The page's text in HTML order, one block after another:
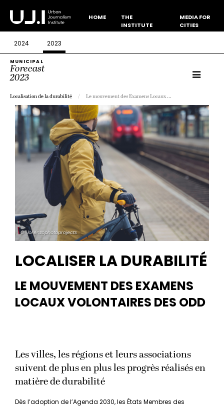
HOME
THE
INSTITUTE
MEDIA FOR
CITIES
2024 2023
MUNICIPAL
Forecast
2023
Localisation de la durabilité Le mouvement des Examens Locaux ...
© lorenzophotoprojects
LOCALISER LA DURABILITÉ
LE MOUVEMENT DES EXAMENS
LOCAUX VOLONTAIRES DES ODD
Les villes, les régions et leurs associations
suivent de plus en plus les progrès réalisés en
matière de durabilité
Dès l’adoption de l’Agenda 2030, les États Membres des